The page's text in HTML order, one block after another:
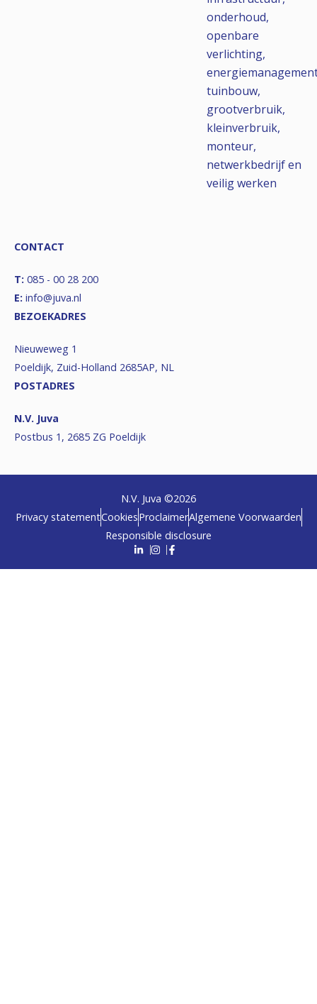
onderhoud,
openbare
verlichting,
tuinbouw,
grootverbruik,
kleinverbruik,
monteur,
netwerkbedrijf en
veilig werken
CONTACT
T: 085 - 00 28 200
E: info@juva.nl
BEZOEKADRES
Nieuweweg 1
Poeldijk, Zuid-Holland 2685AP, NL
POSTADRES
N.V. Juva
Postbus 1, 2685 ZG Poeldijk
N.V. Juva ©2026
Privacy statementCookiesProclaimerAlgemene Voorwaarden
Responsible disclosure